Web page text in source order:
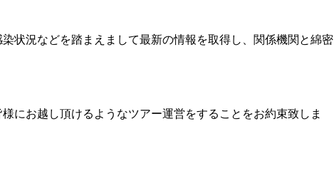
状況などを踏まえまして最新の情報を取得し、関係機関と綿密
にお越し頂けるようなツアー運営をすることをお約束致しま